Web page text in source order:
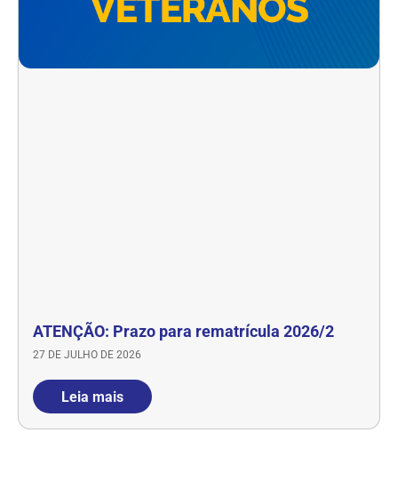
ATENÇÃO: Prazo para rematrícula 2026/2
27 DE JULHO DE 2026
Leia mais